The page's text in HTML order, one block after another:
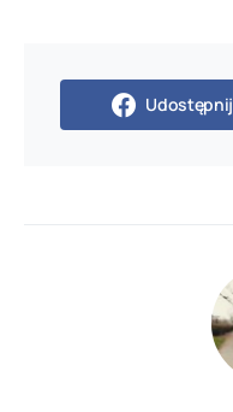
Udostępnij